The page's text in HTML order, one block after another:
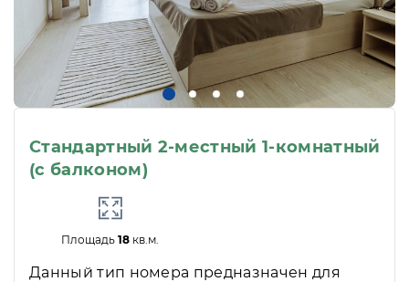
Стандартный 2-местный 1-комнатный
(с балконом)
Площадь18 кв.м.
Данный тип номера предназначен для